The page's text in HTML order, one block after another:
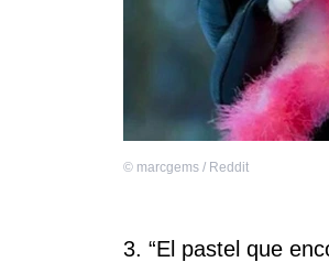
© marcgems / Reddit
3. “El pastel que